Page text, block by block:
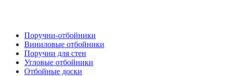
Поручни-отбойники
Виниловые отбойники
Поручни для стен
Угловые отбойники
Отбойные доски